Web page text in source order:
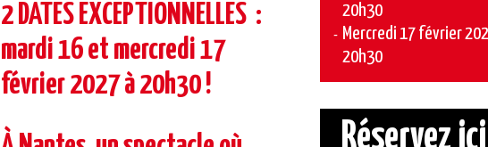
2 DATES EXCEPTIONNELLES :
mardi 16 et mercredi 17
février 2027 à 20h30 !
20h30
Mercredi 17 février
20h30
Réservez